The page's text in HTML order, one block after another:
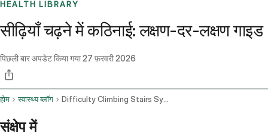
HEALTH LIBRARY
सीढ़ियाँ चढ़ने में कठिनाई: लक्षण-दर-लक्षण गाइड
पिछली बार अपडेट किया गया27 फ़रवरी 2026
होम स्वास्थ्य ब्लॉग Difficulty Climbing Stairs Symptom Checker
संक्षेप में